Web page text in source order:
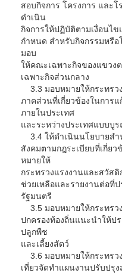
สอบกิจการ โครงการ และโ
ดำเนิน
กิจการให้ปฏิบัติตามเงื่อนไ
กำหนด สำหรับกิจกรรมหรื
มอบ
ให้คณะเฉพาะกิจของแขว
เฉพาะกิจส่วนกลาง
3.3 มอบหมายให้กระทรว
ภาคส่วนที่เกี่ยวข้องในการ
ภายในประเทศ
และระหว่างประเทศแบบบู
3.4 ให้ดำเนินนโยบายสำ
สังคมตามกฎระเบียบที่เกี่ย
หมายให้
กระทรวงแรงงานและสวัส
ช่วยเหลือและรายงานต่อที่
รัฐมนตรี
3.5 มอบหมายให้กระทรว
ปกครองท้องถิ่นแนะนำให้ป
ปลูกพืช
และเลี้ยงสัตว์
3.6 มอบหมายให้กระทรว
เที่ยวจัดทำแผนงานปรับปรุ